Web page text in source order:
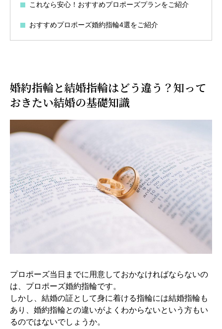
これなら安心！おすすめプロポーズプランをご紹介
おすすめプロポーズ婚約指輪4選をご紹介
婚約指輪と結婚指輪はどう違う？知って
おきたい結婚の基礎知識
プロポーズ当日までに用意しておかなければならないの
は、プロポーズ婚約指輪です。
しかし、結婚の証として身に着ける指輪には結婚指輪も
あり、婚約指輪との違いがよくわからないという方もい
るのではないでしょうか。